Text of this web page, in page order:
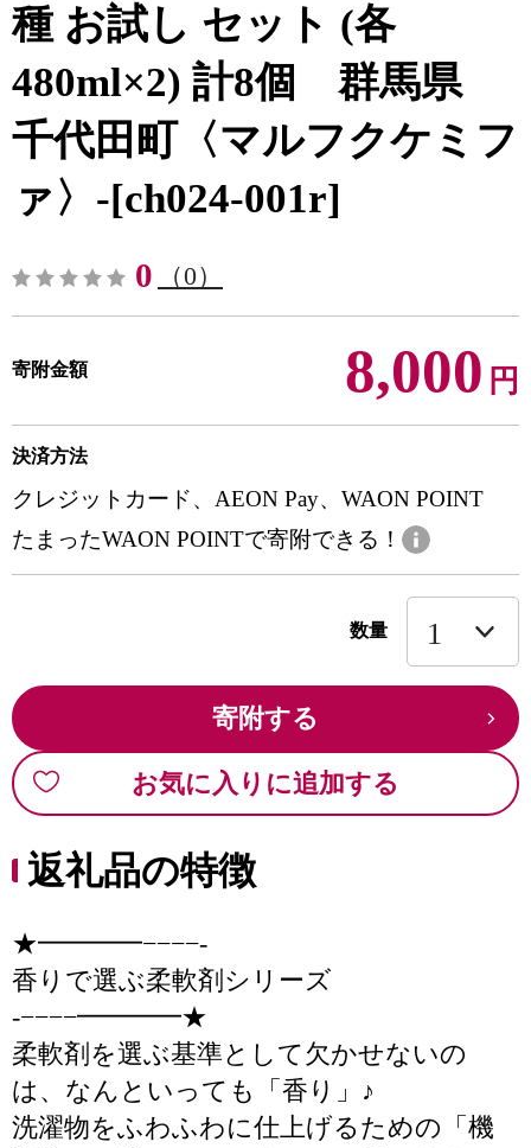
種 お試し セット (各
480ml×2) 計8個 群馬県
千代田町〈マルフクケミフ
ァ〉-[ch024-001r]
0 （0）
寄附金額 8,000 円
決済方法
クレジットカード、AEON Pay、WAON POINT
たまったWAON POINTで寄附できる！
数量
寄附する
お気に入りに追加する
返礼品の特徴
★━━━━−−−−-
香りで選ぶ柔軟剤シリーズ
-−−−−━━━━★
柔軟剤を選ぶ基準として欠かせないの
は、なんといっても「香り」♪
洗濯物をふわふわに仕上げるための「機